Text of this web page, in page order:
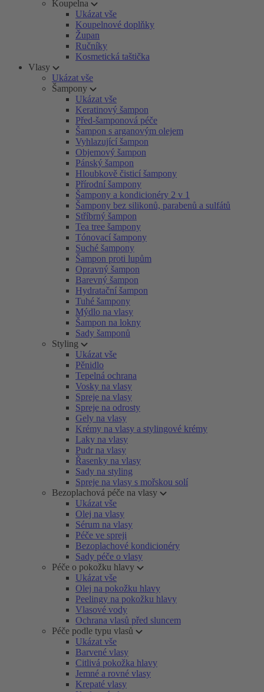
Koupelna
Ukázat vše
Koupelnové doplňky
Župan
Ručníky
Kosmetická taštička
Vlasy
Ukázat vše
Šampony
Ukázat vše
Keratinový šampon
Před-šamponová péče
Šampon s arganovým olejem
Vyhlazující šampon
Objemový šampon
Pánský šampon
Hloubkově čisticí šampony
Přírodní šampony
Šampony a kondicionéry 2 v 1
Šampony bez silikonů, parabenů a sulfátů
Stříbrný šampon
Tea tree šampony
Tónovací šampony
Suché šampony
Šampon proti lupům
Opravný šampon
Barevný šampon
Hydratační šampon
Tuhé šampony
Mýdlo na vlasy
Šampon na lokny
Sady šamponů
Styling
Ukázat vše
Pěnidlo
Tepelná ochrana
Vosky na vlasy
Spreje na vlasy
Spreje na odrosty
Gely na vlasy
Krémy na vlasy a stylingové krémy
Laky na vlasy
Pudr na vlasy
Řasenky na vlasy
Sady na styling
Spreje na vlasy s mořskou solí
Bezoplachová péče na vlasy
Ukázat vše
Olej na vlasy
Sérum na vlasy
Péče ve spreji
Bezoplachové kondicionéry
Sady péče o vlasy
Péče o pokožku hlavy
Ukázat vše
Olej na pokožku hlavy
Peelingy na pokožku hlavy
Vlasové vody
Ochrana vlasů před sluncem
Péče podle typu vlasů
Ukázat vše
Barvené vlasy
Citlivá pokožka hlavy
Jemné a rovné vlasy
Krepaté vlasy